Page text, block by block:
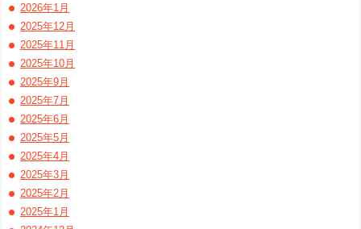
2026年1月
2025年12月
2025年11月
2025年10月
2025年9月
2025年7月
2025年6月
2025年5月
2025年4月
2025年3月
2025年2月
2025年1月